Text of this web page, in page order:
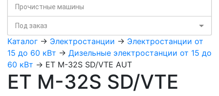
Прочистные машины
Под заказ
Каталог -> Электростанции -> Электростанции от
15 до 60 кВт -> Дизельные электростанции от 15 до
60 кВт -> ET M-32S SD/VTE AUT
ET M-32S SD/VTE